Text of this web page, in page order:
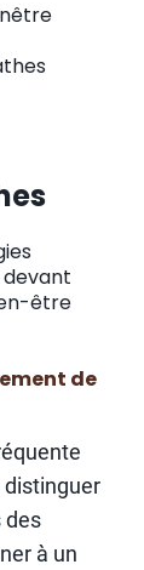
être
de
distinguer
des
à un